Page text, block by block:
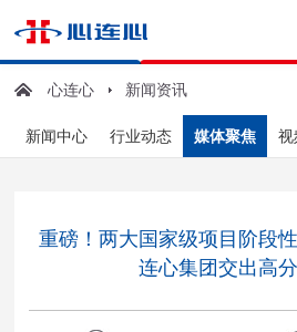
心连心 新闻资讯
新闻中心 行业动态 媒体聚焦 视
重磅！两大国家级项目阶段
连心集团交出高分